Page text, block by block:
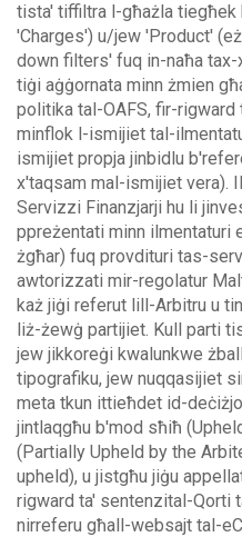
tista' tiffiltra l-għażla
'Charges') u/jew 'Product'
down filters' fuq in-naħa tax-
tiġi aġġornata minn żmien
politika tal-OAFS, fir-rigward
minflok l-ismijiet tal-
ismijiet propja jinbidlu
x'taqsam mal-ismijiet vera).
Servizzi Finanzjarji hu li
ppreżentati minn ilmentaturi
żgħar) fuq provdituri tas-
awtorizzati mir-regolatur
każ jiġi referut lill-Arbitru u
liż-żewġ partijiet. Kull parti
jew jikkoreġi kwalunkwe
tipografiku, jew nuqqasijiet
meta tkun ittieħdet id-
jintlaqgħu b'mod sħiħ
(Partially Upheld by the
upheld), u jistgħu jiġu
rigward ta' sentenzital-Qorti
nirreferu għall-websajt tal-